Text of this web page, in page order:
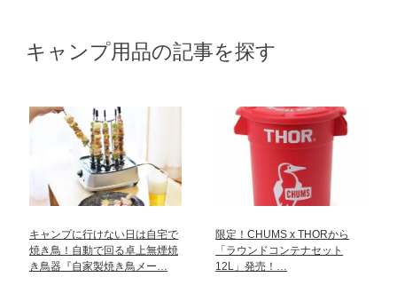
キャンプ用品の記事を探す
キャンプに行けない日は自宅で
焼き鳥！自動で回る卓上無煙焼
き鳥器『自家製焼き鳥メー…
限定！CHUMS x THORから
「ラウンドコンテナセット
12L」発売！…